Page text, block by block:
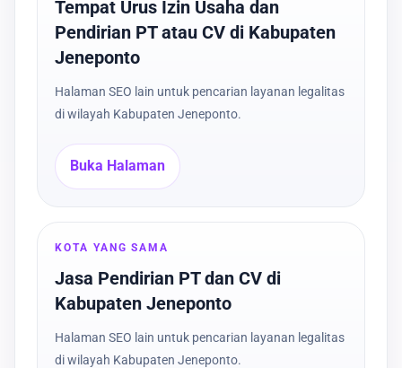
Tempat Urus Izin Usaha dan
Pendirian PT atau CV di Kabupaten
Jeneponto
Halaman SEO lain untuk pencarian layanan legalitas
di wilayah Kabupaten Jeneponto.
Buka Halaman
KOTA YANG SAMA
Jasa Pendirian PT dan CV di
Kabupaten Jeneponto
Halaman SEO lain untuk pencarian layanan legalitas
di wilayah Kabupaten Jeneponto.